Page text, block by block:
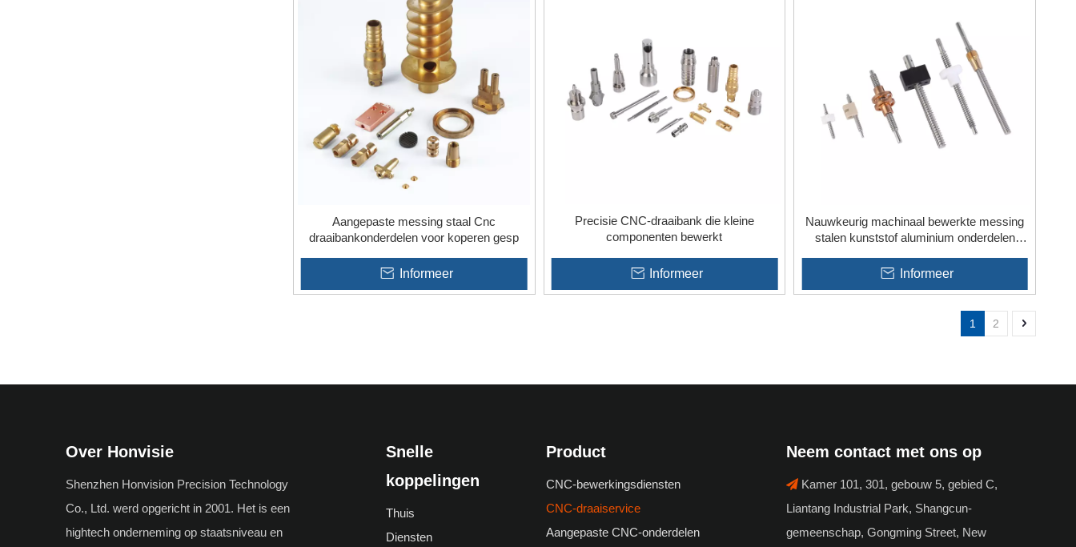
Aangepaste messing staal Cnc
draaibankonderdelen voor koperen gesp
Informeer
Precisie CNC-draaibank die kleine
componenten bewerkt
Informeer
Nauwkeurig machinaal bewerkte messing
stalen kunststof aluminium onderdelen
Informeer
1 2
Over Honvisie
Shenzhen Honvision Precision Technology
Co., Ltd. werd opgericht in 2001. Het is een
hightech onderneming op staatsniveau en
Snelle
koppelingen
Thuis
Diensten
Product
CNC-bewerkingsdiensten
CNC-draaiservice
Aangepaste CNC-onderdelen
Neem contact met ons op
 Kamer 101, 301, gebouw 5, gebied C,
Liantang Industrial Park, Shangcun-
gemeenschap, Gongming Street, New